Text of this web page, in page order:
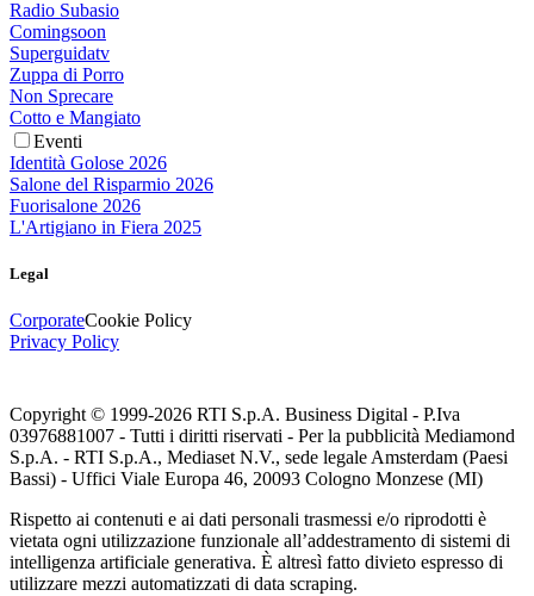
Radio Subasio
Comingsoon
Superguidatv
Zuppa di Porro
Non Sprecare
Cotto e Mangiato
Eventi
Identità Golose 2026
Salone del Risparmio 2026
Fuorisalone 2026
L'Artigiano in Fiera 2025
Legal
CorporateCookie Policy
Privacy Policy
Copyright © 1999-2026 RTI S.p.A. Business Digital - P.Iva
03976881007 - Tutti i diritti riservati - Per la pubblicità Mediamond
S.p.A. - RTI S.p.A., Mediaset N.V., sede legale Amsterdam (Paesi
Bassi) - Uffici Viale Europa 46, 20093 Cologno Monzese (MI)
Rispetto ai contenuti e ai dati personali trasmessi e/o riprodotti è
vietata ogni utilizzazione funzionale all’addestramento di sistemi di
intelligenza artificiale generativa. È altresì fatto divieto espresso di
utilizzare mezzi automatizzati di data scraping.